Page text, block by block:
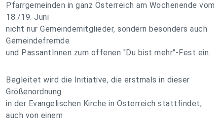
Pfarrgemeinden in ganz Österreich am Wochenende vom
18./19. Juni
nicht nur Gemeindemitglieder, sondern besonders auch
Gemeindefremde
und PassantInnen zum offenen "Du bist mehr"-Fest ein.
Begleitet wird die Initiative, die erstmals in dieser
Größenordnung
in der Evangelischen Kirche in Österreich stattfindet,
auch von einem